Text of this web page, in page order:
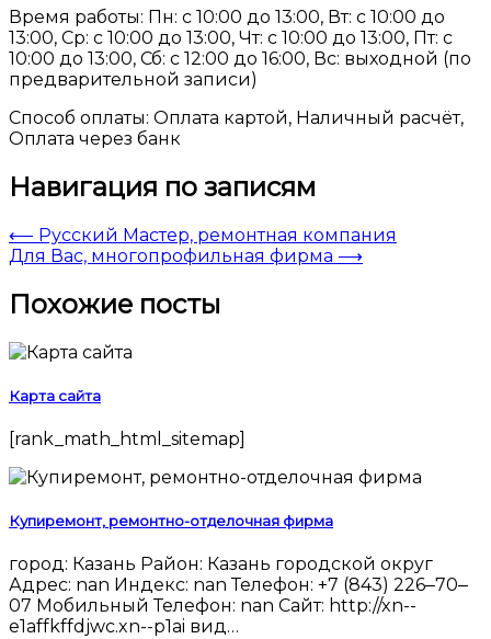
Время работы: Пн: с 10:00 до 13:00, Вт: с 10:00 до
13:00, Ср: с 10:00 до 13:00, Чт: с 10:00 до 13:00, Пт: с
10:00 до 13:00, Сб: с 12:00 до 16:00, Вс: выходной (по
предварительной записи)
Способ оплаты: Оплата картой, Наличный расчёт,
Оплата через банк
Навигация по записям
⟵ Русский Мастер, ремонтная компания
Для Вас, многопрофильная фирма ⟶
Похожие посты
Карта сайта
[rank_math_html_sitemap]
Купиремонт, ремонтно-отделочная фирма
город: Казань Район: Казань городской округ
Адрес: nan Индекс: nan Телефон: +7 (843) 226‒70‒
07 Мобильный Телефон: nan Сайт: http://xn--
e1affkffdjwc.xn--p1ai вид…